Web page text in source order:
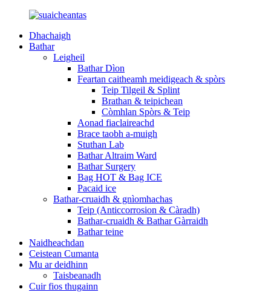
Dhachaigh
Bathar
Leigheil
Bathar Dìon
Feartan caitheamh meidigeach & spòrs
Teip Tilgeil & Splint
Brathan & teipichean
Còmhlan Spòrs & Teip
Aonad fiaclaireachd
Brace taobh a-muigh
Stuthan Lab
Bathar Altraim Ward
Bathar Surgery
Bag HOT & Bag ICE
Pacaid ice
Bathar-cruaidh & gnìomhachas
Teip (Anticcorrosion & Càradh)
Bathar-cruaidh & Bathar Gàrraidh
Bathar teine
Naidheachdan
Ceistean Cumanta
Mu ar deidhinn
Taisbeanadh
Cuir fios thugainn